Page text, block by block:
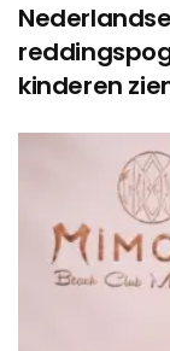
kinderen